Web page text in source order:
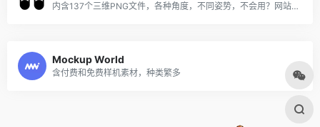
内含137个三维PNG文件，各种角度，不同姿势，不会用？网站也有视频可以学习！
Mockup World
含付费和免费样机素材，种类繁多